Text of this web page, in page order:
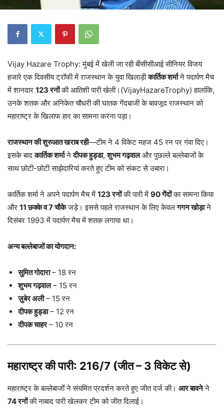
Vijay Hazare Trophy: मुंबई में खेली जा रही बीसीसीआई सीनियर विजय
हजारे एक दिवसीय ट्रॉफी में राजस्थान के युवा खिलाड़ीकार्तिक शर्माने पदार्पण मैच
में शानदार 123 रनोंकी आतिशी पारी खेली।(VijayHazareTrophy) हालांकि,
उनके शतक और अनिकेत चौधरी की घातक गेंदबाजी के बावजूद राजस्थान को
महाराष्ट्र के खिलाफ हार का सामना करना पड़ा।
राजस्थान की शुरुआत खराब रही—टीम ने 4 विकेट महज 45 रन पर गंवा दिए।
इसके बादकार्तिक शर्मानेदीपक हुड्डा,शुभम गढ़वालऔर पुछल्ले बल्लेबाजों के
साथ छोटी-छोटी साझेदारियां करते हुए टीम को संकट से उबारा।
कार्तिक शर्मा ने अपने पदार्पण मैच में 123 रनोंकी पारी में 90 गेंदोंका सामना किया
और 11 छक्के व 7 चौकेजड़े। इससे पहले राजस्थान के लिए केवलगगन खोड़ाने
दिसंबर 1993 में पदार्पण मैच में शतक लगाया था।
अन्य बल्लेबाजों का योगदान:
सुमित गोदारा– 18 रन
शुभम गढ़वाल– 15 रन
ज़ुबेर अली– 15 रन
दीपक हुड्डा– 12 रन
दीपक चाहर– 10 रन
महाराष्ट्र की पारी: 216/7 (जीत – 3 विकेट से)
महाराष्ट्र के बल्लेबाजों ने संयमित प्रदर्शन करते हुए जीत दर्ज की। आर बावनेने
74 रनोंकी नाबाद पारी खेलकर टीम को जीत दिलाई।